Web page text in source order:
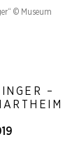
© Museum
–